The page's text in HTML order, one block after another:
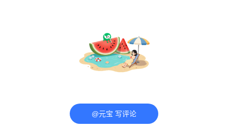
@元宝 写评论